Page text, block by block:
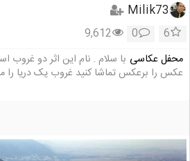
Milik73
6
0
9,612
محفل عکاسی با سلام . نام این اثر دو غروب
عکس را برعکس تماشا کنید غروب یک دریا را